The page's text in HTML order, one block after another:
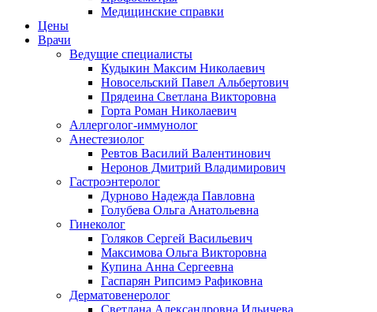
Медицинские справки
Цены
Врачи
Ведущие специалисты
Кудыкин Максим Николаевич
Новосельский Павел Альбертович
Прядеина Светлана Викторовна
Горта Роман Николаевич
Аллерголог-иммунолог
Анестезиолог
Ревтов Василий Валентинович
Неронов Дмитрий Владимирович
Гастроэнтеролог
Дурново Надежда Павловна
Голубева Ольга Анатольевна
Гинеколог
Голяков Сергей Васильевич
Максимова Ольга Викторовна
Купина Анна Сергеевна
Гаспарян Рипсимэ Рафиковна
Дерматовенеролог
Светлана Александровна Ильичева